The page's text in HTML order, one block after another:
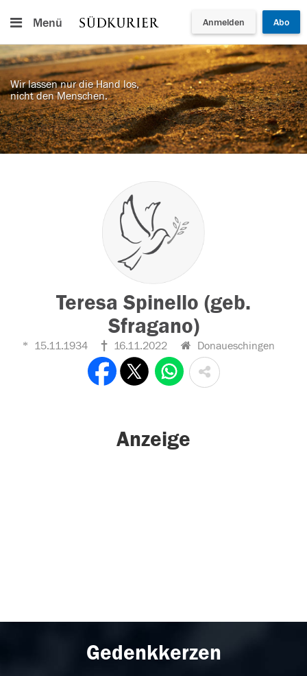
Menü Anmelden Abo
Wir lassen nur die Hand los,
nicht den Menschen.
Teresa Spinello (geb.
Sfragano)
15.11.1934 16.11.2022 Donaueschingen
Anzeige
Gedenkkerzen